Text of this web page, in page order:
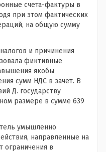
счета-фактуры в
при этом фактических
на общую сумму
и причинения
фиктивные
якобы
сумм НДС в зачет. В
Д. государству
размере в сумме 639
умышленно
направленные на
ограничения в